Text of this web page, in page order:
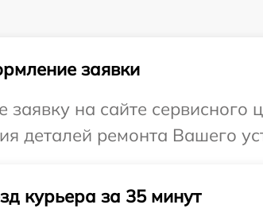
заявки
заявку на сайте
деталей ремонта Вашего
курьера за 35 минут